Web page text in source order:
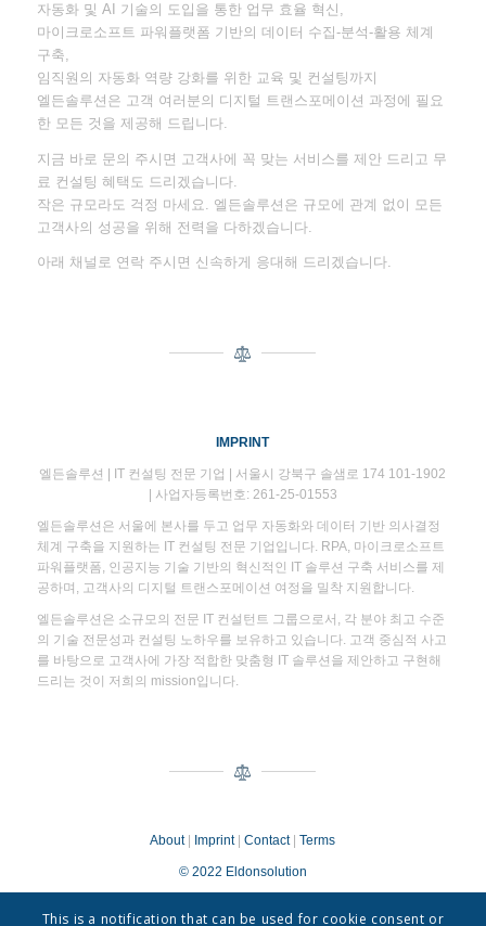
자동화 및 AI 기술의 도입을 통한 업무 효율 혁신,
마이크로소프트 파워플랫폼 기반의 데이터 수집-분석-활용 체계
구축,
임직원의 자동화 역량 강화를 위한 교육 및 컨설팅까지
엘든솔루션은 고객 여러분의 디지털 트랜스포메이션 과정에 필요
한 모든 것을 제공해 드립니다.
지금 바로 문의 주시면 고객사에 꼭 맞는 서비스를 제안 드리고 무
료 컨설팅 혜택도 드리겠습니다.
작은 규모라도 걱정 마세요. 엘든솔루션은 규모에 관계 없이 모든
고객사의 성공을 위해 전력을 다하겠습니다.
아래 채널로 연락 주시면 신속하게 응대해 드리겠습니다.
IMPRINT
엘든솔루션 | IT 컨설팅 전문 기업 | 서울시 강북구 솔샘로 174 101-1902
| 사업자등록번호: 261-25-01553
엘든솔루션은 서울에 본사를 두고 업무 자동화와 데이터 기반 의사결정
체계 구축을 지원하는 IT 컨설팅 전문 기업입니다. RPA, 마이크로소프트
파워플랫폼, 인공지능 기술 기반의 혁신적인 IT 솔루션 구축 서비스를 제
공하며, 고객사의 디지털 트랜스포메이션 여정을 밀착 지원합니다.
엘든솔루션은 소규모의 전문 IT 컨설턴트 그룹으로서, 각 분야 최고 수준
의 기술 전문성과 컨설팅 노하우를 보유하고 있습니다. 고객 중심적 사고
를 바탕으로 고객사에 가장 적합한 맞춤형 IT 솔루션을 제안하고 구현해
드리는 것이 저희의 mission입니다.
About| Imprint|Contact|Terms
© 2022 Eldonsolution
This is a notification that can be used for cookie consent or